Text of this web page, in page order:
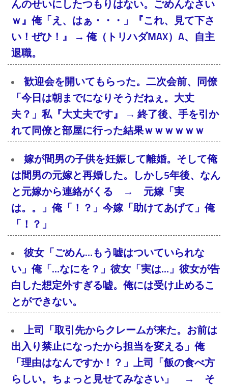
んのせいにしたつもりはない。ごめんなさい
ｗ』俺「え、はぁ・・・」『これ、見て下さ
い！ぜひ！』 → 俺（トリハダMAX）A、自主
退職。
歓迎会を開いてもらった。二次会前、同僚
「今日は朝までになりそうだねぇ。大丈
夫？」私『大丈夫です』 → 終了後、手を引か
れて同僚と部屋に行った結果ｗｗｗｗｗｗ
嫁が間男の子供を妊娠して離婚。そして俺
は間男の元嫁と再婚した。しかし5年後、なん
と元嫁から連絡がくる → 元嫁「実
は。。」俺「！？」今嫁「助けてあげて」俺
「！？」
彼女「ごめん…もう嘘はついていられな
い」俺「…なにを？」彼女「実は…」彼女が告
白した想定外すぎる嘘。俺には受け止めるこ
とができない。
上司「取引先からクレームが来た。お前は
出入り禁止になったから担当を変える」俺
「理由はなんですか！？」上司「飯の食べ方
らしい。ちょっと見せてみなさい」 → そ